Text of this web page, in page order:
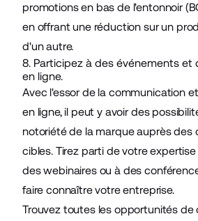
promotions en bas de l'entonnoir
en offrant une réduction sur un
d'un autre.
8. Participez à des événements et
en ligne.
Avec l'essor de la communication
en ligne, il peut y avoir des
notoriété de la marque auprès des
cibles. Tirez parti de votre
des webinaires ou à des
faire connaître votre entreprise.
Trouvez toutes les opportunités de